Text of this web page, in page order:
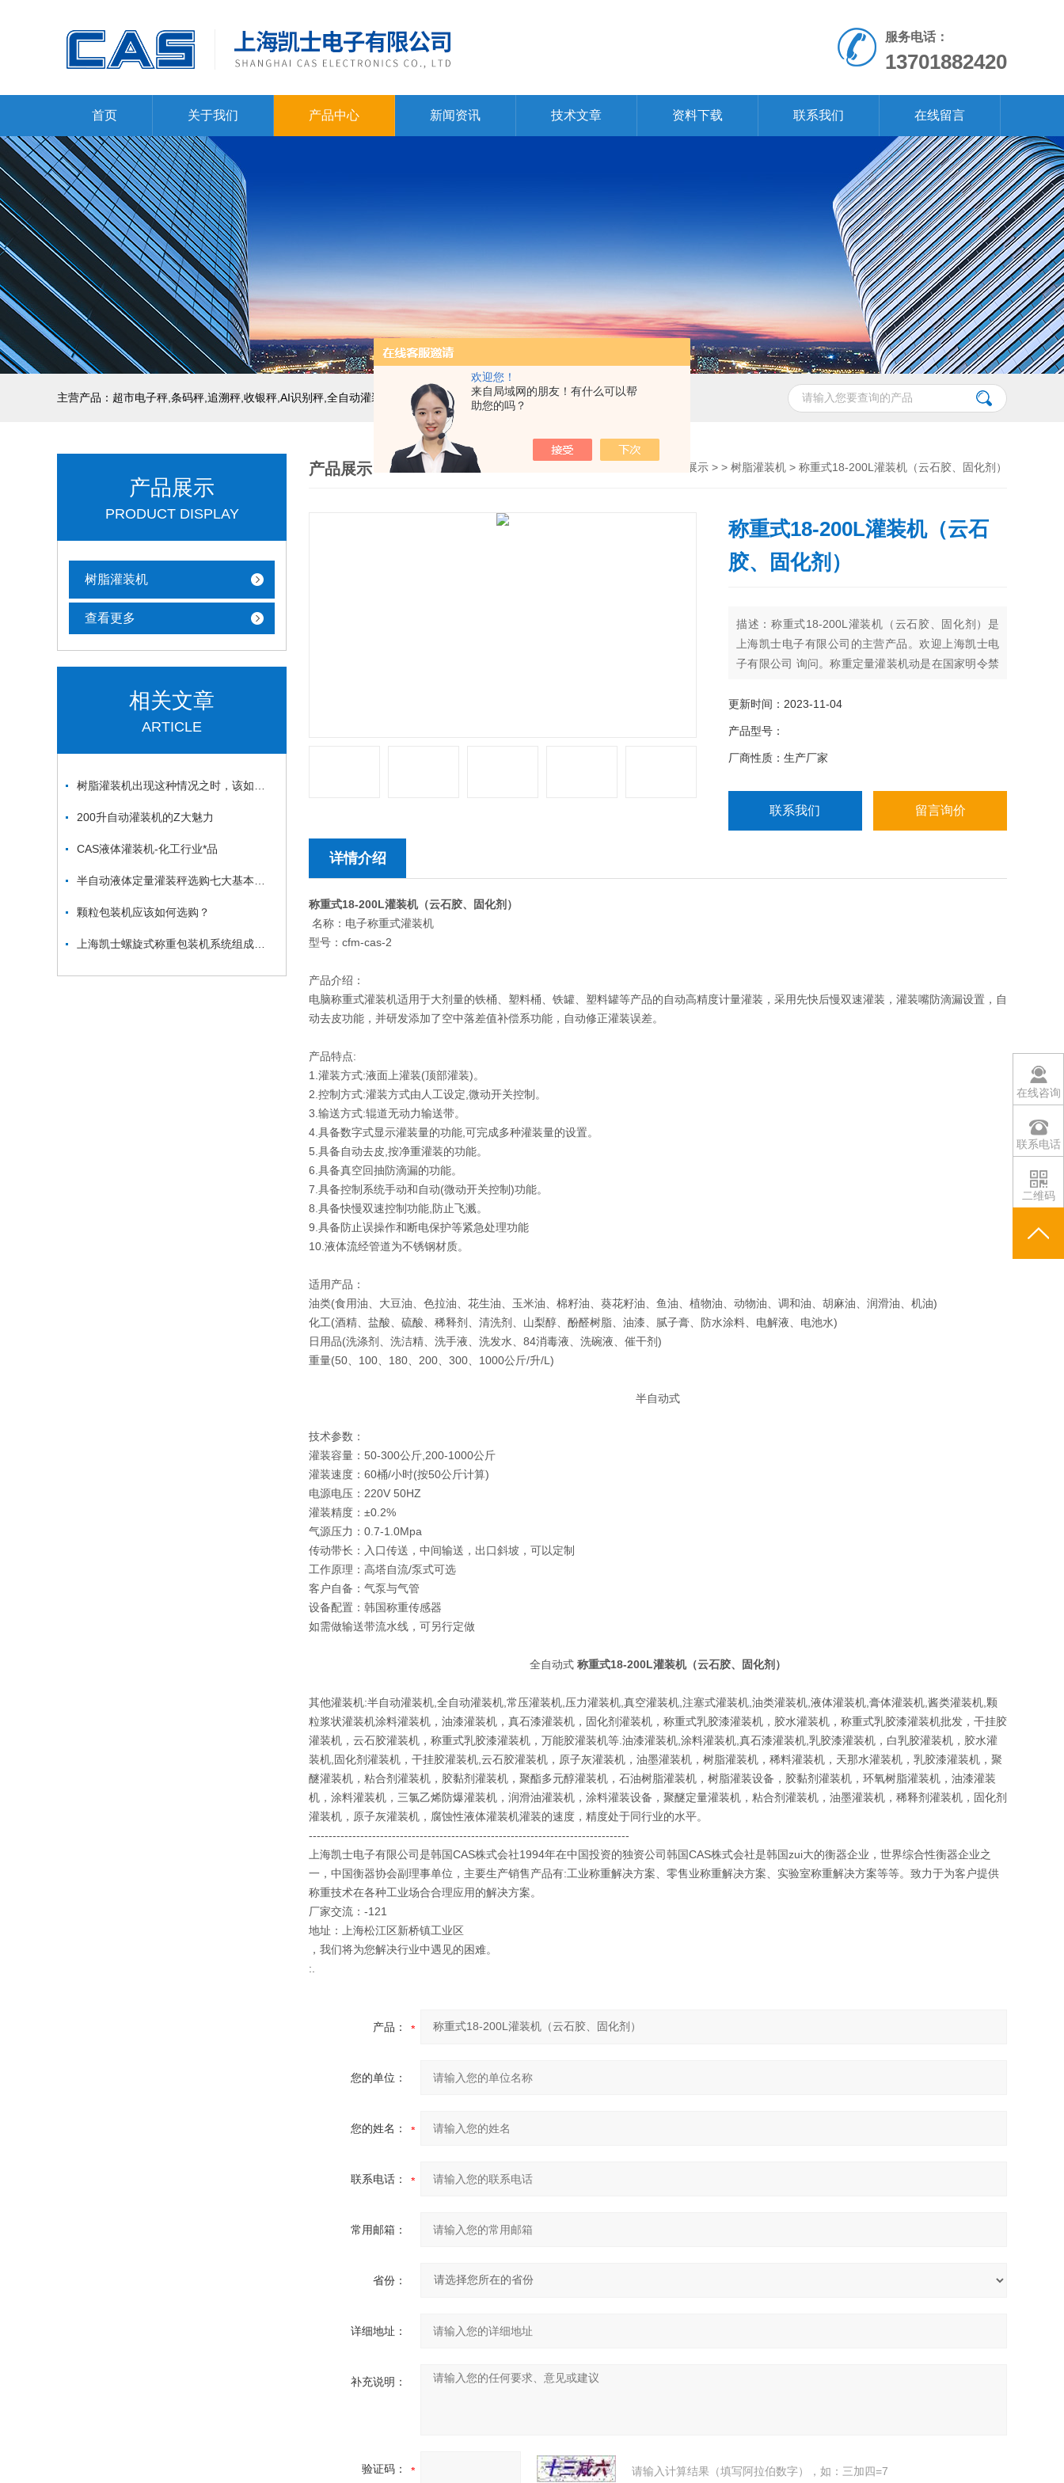
欢迎您！
来自局域网的朋友！有什么可以帮
助您的吗？
服务电话：
13701882420
首页 关于我们 产品中心 新闻资讯 技术文章 资料下载 联系我们 在线留言
主营产品：超市电子秤,条码秤,追溯秤,收银秤,AI识别秤,全自动灌装机设备,液体灌装生产线
产品展示
PRODUCT DISPLAY
树脂灌装机
查看更多
相关文章
ARTICLE
200升自动灌装机的Z大魅力
CAS液体灌装机-化工行业*品
颗粒包装机应该如何选购？
产品展示 产品展示 > > 树脂灌装机 > 称重式18-200L灌装机（云石胶、固化剂）
称重式18-200L灌装机（云石
胶、固化剂）
描述：称重式18-200L灌装机（云石胶、固化剂）是
上海凯士电子有限公司的主营产品。欢迎上海凯士电
子有限公司 询问。称重定量灌装机动是在国家明令禁
计量，电子显示的机、电、仪一体化产品。适用于各
种、各类、有粘、无粘、有腐蚀性和无腐蚀性液体的
更新时间：2023-11-04
产品型号：
厂商性质：生产厂家
联系我们 留言询价
详情介绍
称重式18-200L灌装机（云石胶、固化剂）
名称：电子称重式灌装机
型号：cfm-cas-2
产品介绍：
电脑称重式灌装机适用于大剂量的铁桶、塑料桶、铁罐、塑料罐等产品的自动高精度计量灌装，采用先快后慢双速灌装，灌装嘴防滴漏设置，自
动去皮功能，并研发添加了空中落差值补偿系功能，自动修正灌装误差。
产品特点:
1.灌装方式:液面上灌装(顶部灌装)。
2.控制方式:灌装方式由人工设定,微动开关控制。
3.输送方式:辊道无动力输送带。
4.具备数字式显示灌装量的功能,可完成多种灌装量的设置。
5.具备自动去皮,按净重灌装的功能。
6.具备真空回抽防滴漏的功能。
7.具备控制系统手动和自动(微动开关控制)功能。
8.具备快慢双速控制功能,防止飞溅。
9.具备防止误操作和断电保护等紧急处理功能
10.液体流经管道为不锈钢材质。
适用产品：
油类(食用油、大豆油、色拉油、花生油、玉米油、棉籽油、葵花籽油、鱼油、植物油、动物油、调和油、胡麻油、润滑油、机油)
化工(酒精、盐酸、硫酸、稀释剂、清洗剂、山梨醇、酚醛树脂、油漆、腻子膏、防水涂料、电解液、电池水)
日用品(洗涤剂、洗洁精、洗手液、洗发水、84消毒液、洗碗液、催干剂)
重量(50、100、180、200、300、1000公斤/升/L)
半自动式
技术参数：
灌装容量：50-300公斤,200-1000公斤
灌装速度：60桶/小时(按50公斤计算)
电源电压：220V 50HZ
灌装精度：±0.2%
气源压力：0.7-1.0Mpa
传动带长：入口传送，中间输送，出口斜坡，可以定制
工作原理：高塔自流/泵式可选
客户自备：气泵与气管
设备配置：韩国称重传感器
如需做输送带流水线，可另行定做
全自动式 称重式18-200L灌装机（云石胶、固化剂）
其他灌装机:半自动灌装机,全自动灌装机,常压灌装机,压力灌装机,真空灌装机,注塞式灌装机,油类灌装机,液体灌装机,膏体灌装机,酱类灌装机,颗
粒浆状灌装机涂料灌装机，油漆灌装机，真石漆灌装机，固化剂灌装机，称重式乳胶漆灌装机，胶水灌装机，称重式乳胶漆灌装机批发，干挂胶
灌装机，云石胶灌装机，称重式乳胶漆灌装机，万能胶灌装机等.油漆灌装机,涂料灌装机,真石漆灌装机,乳胶漆灌装机，白乳胶灌装机，胶水灌
装机,固化剂灌装机，干挂胶灌装机,云石胶灌装机，原子灰灌装机，油墨灌装机，树脂灌装机，稀料灌装机，天那水灌装机，乳胶漆灌装机，聚
醚灌装机，粘合剂灌装机，胶黏剂灌装机，聚酯多元醇灌装机，石油树脂灌装机，树脂灌装设备，胶黏剂灌装机，环氧树脂灌装机，油漆灌装
机，涂料灌装机，三氯乙烯防爆灌装机，润滑油灌装机，涂料灌装设备，聚醚定量灌装机，粘合剂灌装机，油墨灌装机，稀释剂灌装机，固化剂
灌装机，原子灰灌装机，腐蚀性液体灌装机灌装的速度，精度处于同行业的水平。
---------------------------------------------------------------------------------
上海凯士电子有限公司是韩国CAS株式会社1994年在中国投资的独资公司韩国CAS株式会社是韩国zui大的衡器企业，世界综合性衡器企业之
一，中国衡器协会副理事单位，主要生产销售产品有:工业称重解决方案、零售业称重解决方案、实验室称重解决方案等等。致力于为客户提供
称重技术在各种工业场合合理应用的解决方案。
厂家交流：-121
地址：上海松江区新桥镇工业区
，我们将为您解决行业中遇见的困难。
:.
产品：
您的单位：
您的姓名：
联系电话：
常用邮箱：
省份：
详细地址：
补充说明：
验证码： 请输入计算结果（填写阿拉伯数字），如：三加四=7
在线咨询
联系电话
二维码